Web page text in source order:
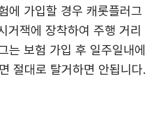
에 가입할 경우 캐롯플러그
거잭에 장착하여 주행 거리
는 보험 가입 후 일주일내에
절대로 탈거하면 안됩니다.